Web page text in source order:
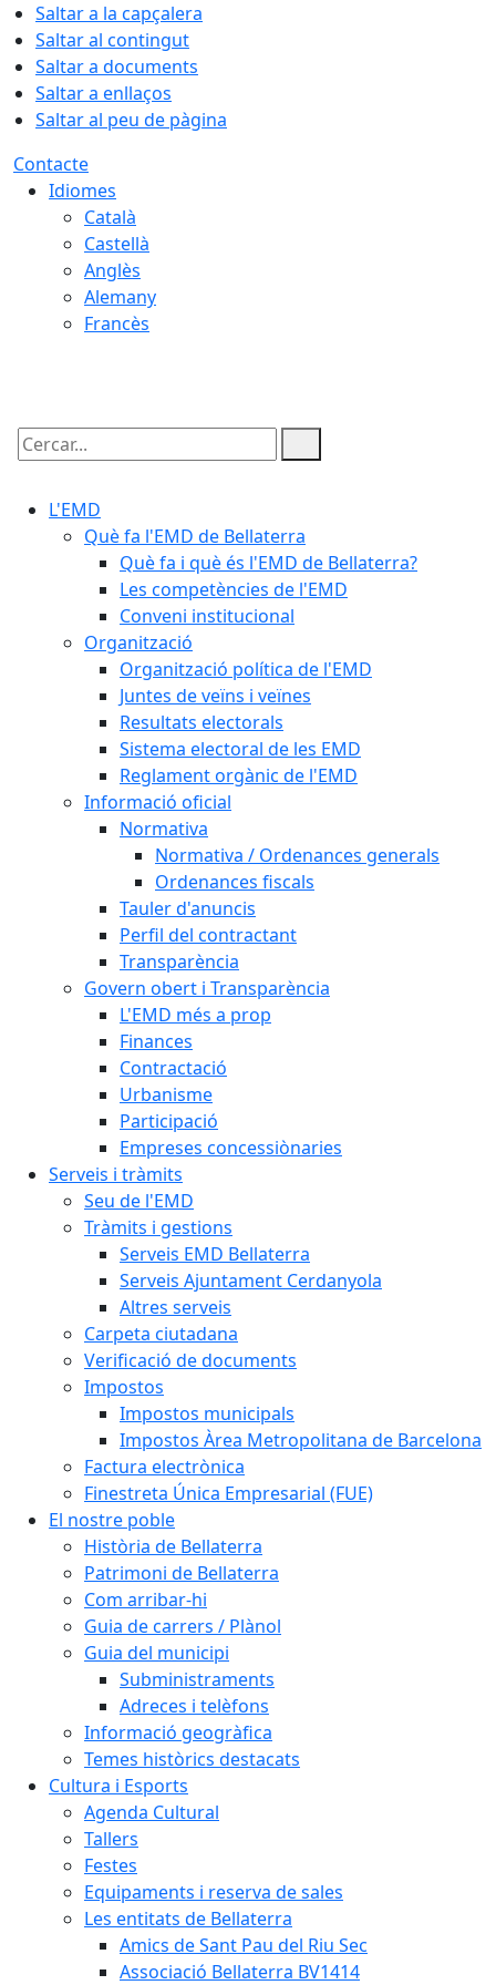
Saltar a la capçalera
Saltar al contingut
Saltar a documents
Saltar a enllaços
Saltar al peu de pàgina
Contacte
Idiomes
Català
Castellà
Anglès
Alemany
Francès
Cercar:
L'EMD
Què fa l'EMD de Bellaterra
Què fa i què és l'EMD de Bellaterra?
Les competències de l'EMD
Conveni institucional
Organització
Organització política de l'EMD
Juntes de veïns i veïnes
Resultats electorals
Sistema electoral de les EMD
Reglament orgànic de l'EMD
Informació oficial
Normativa
Normativa / Ordenances generals
Ordenances fiscals
Tauler d'anuncis
Perfil del contractant
Transparència
Govern obert i Transparència
L'EMD més a prop
Finances
Contractació
Urbanisme
Participació
Empreses concessiònaries
Serveis i tràmits
Seu de l'EMD
Tràmits i gestions
Serveis EMD Bellaterra
Serveis Ajuntament Cerdanyola
Altres serveis
Carpeta ciutadana
Verificació de documents
Impostos
Impostos municipals
Impostos Àrea Metropolitana de Barcelona
Factura electrònica
Finestreta Única Empresarial (FUE)
El nostre poble
Història de Bellaterra
Patrimoni de Bellaterra
Com arribar-hi
Guia de carrers / Plànol
Guia del municipi
Subministraments
Adreces i telèfons
Informació geogràfica
Temes històrics destacats
Cultura i Esports
Agenda Cultural
Tallers
Festes
Equipaments i reserva de sales
Les entitats de Bellaterra
Amics de Sant Pau del Riu Sec
Associació Bellaterra BV1414